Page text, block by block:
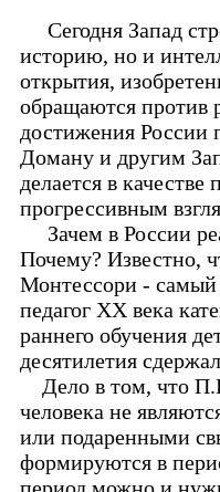
Сегодня Запад
историю, но и
открытия,
обращаются против
достижения
Доману и другим
делается в
прогрессивным
Зачем в России
Почему? Известно,
Монтессори - самый
педагог XX века
раннего обучения
десятилетия
Дело в том, что
человека не
или подаренными
формируются в